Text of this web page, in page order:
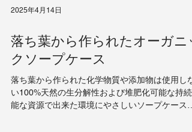
2025年4月14日